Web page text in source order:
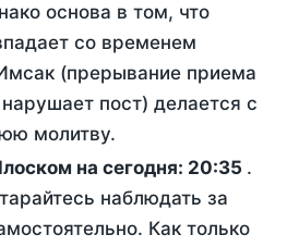
основа в том, что
со временем
(прерывание приема
пост) делается с
молитву.
на сегодня: 20:35 .
наблюдать за
Как только